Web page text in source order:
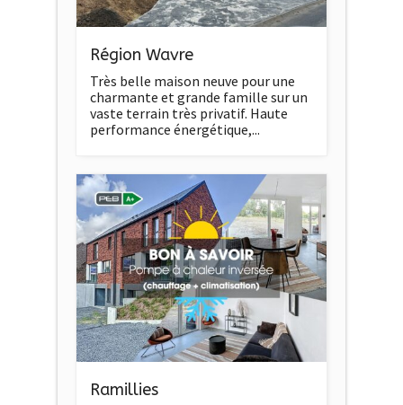
Région Wavre
Très belle maison neuve pour une
charmante et grande famille sur un
vaste terrain très privatif. Haute
performance énergétique,...
Ramillies